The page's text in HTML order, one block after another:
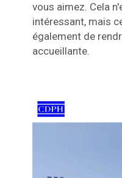
vous aimez. Cela
intéressant, mais
également de
accueillante.